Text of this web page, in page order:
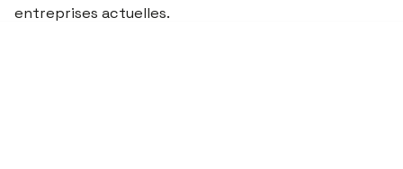
entreprises actuelles.